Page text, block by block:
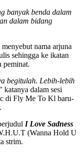
banyak benda dalam
dalam bidang
nama arjuna
sehingga ke ikatan
peminat.
begitulah. Lebih-lebih
katanya dalam sesi
di Fly Me To Kl baru-
I Love Sadness
(Wanna Hold U
strim.